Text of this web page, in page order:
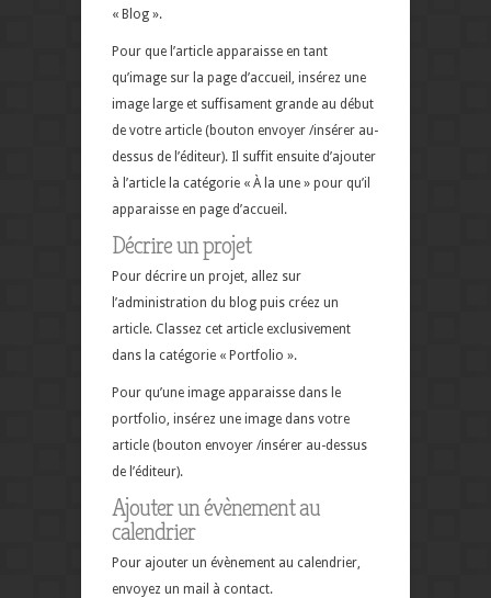
« Blog ».
Pour que l’article apparaisse en tant
qu’image sur la page d’accueil, insérez une
image large et suffisament grande au début
de votre article (bouton envoyer /insérer au-
dessus de l’éditeur). Il suffit ensuite d’ajouter
à l’article la catégorie « À la une » pour qu’il
apparaisse en page d’accueil.
Décrire un projet
Pour décrire un projet, allez sur
l’administration du blog puis créez un
article. Classez cet article exclusivement
dans la catégorie « Portfolio ».
Pour qu’une image apparaisse dans le
portfolio, insérez une image dans votre
article (bouton envoyer /insérer au-dessus
de l’éditeur).
Ajouter un évènement au
calendrier
Pour ajouter un évènement au calendrier,
envoyez un mail à contact.